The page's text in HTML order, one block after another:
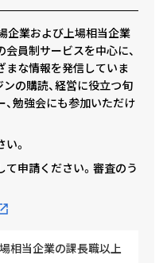
企業および上場相当企業
員制サービスを中心に、
まな情報を発信していま
の購読、経営に役立つ旬
勉強会にも参加いただけ
。
申請ください。審査のう
相当企業の課長職以上